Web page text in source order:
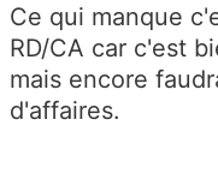
Ce qui manque
RD/CA car c'est
mais encore
d'affaires.